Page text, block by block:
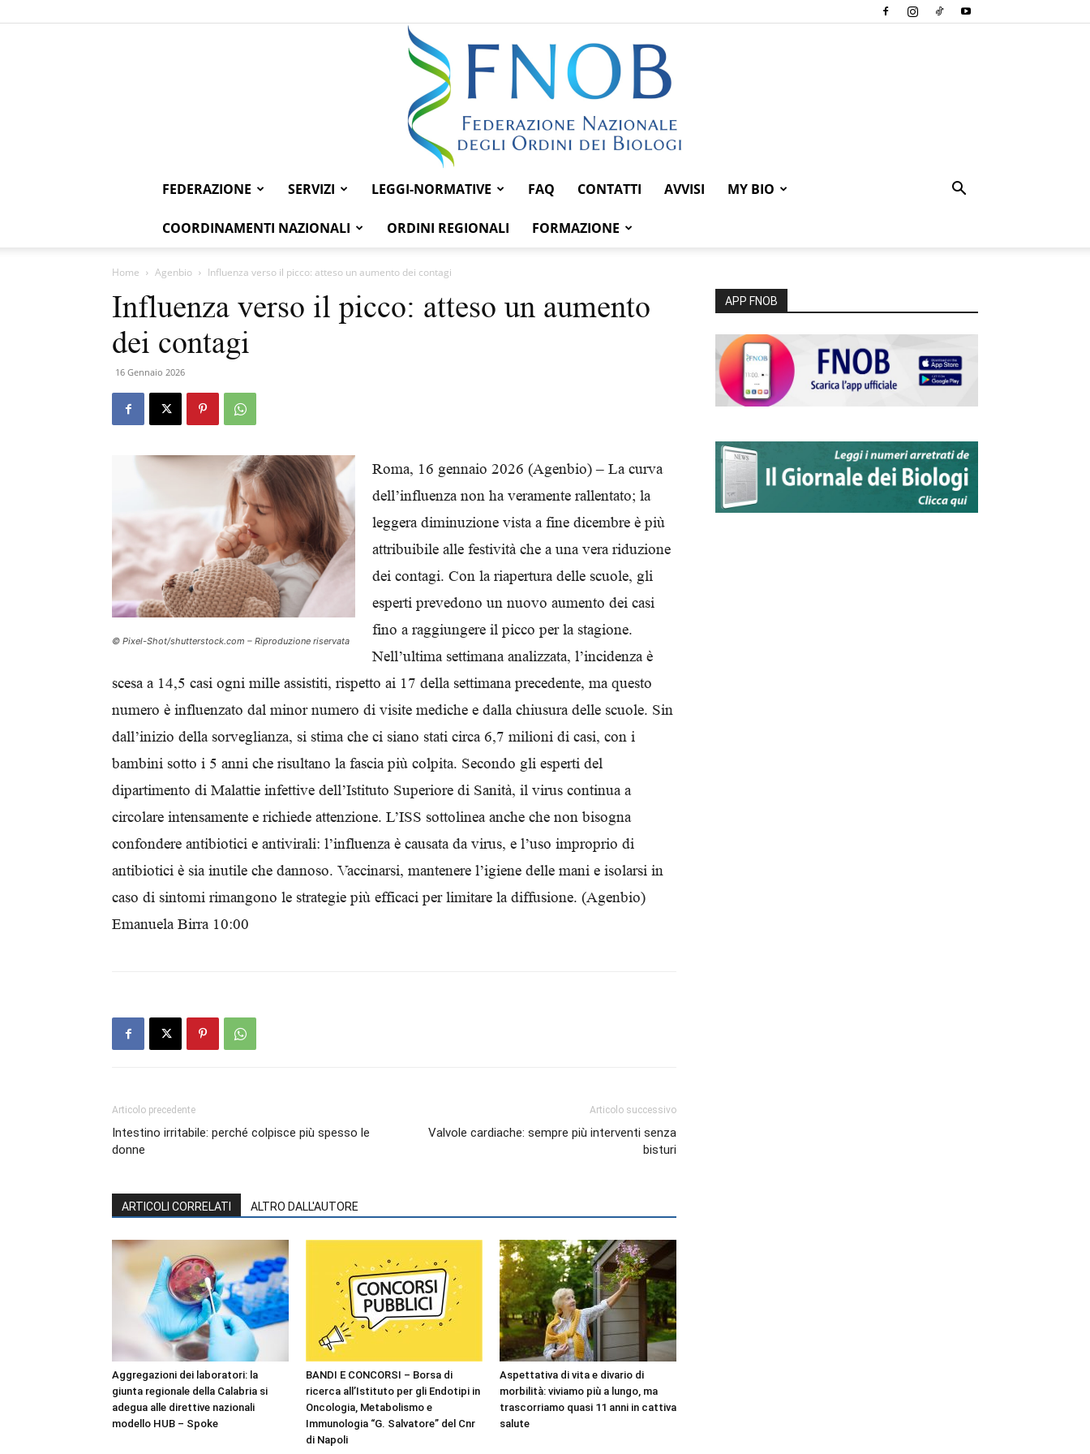
Federazione
FEDERAZIONE SERVIZI LEGGI-NORMATIVE FAQ CONTATTI AVVISI MY BIO
COORDINAMENTI NAZIONALI ORDINI REGIONALI FORMAZIONE
Home Agenbio Influenza verso il picco: atteso un aumento dei contagi
Influenza verso il picco: atteso un aumento
dei contagi
16 Gennaio 2026
© Pixel-Shot/shutterstock.com – Riproduzione riservata
Roma, 16 gennaio 2026 (Agenbio) – La curva
dell’influenza non ha veramente rallentato; la
leggera diminuzione vista a fine dicembre è più
attribuibile alle festività che a una vera riduzione
dei contagi. Con la riapertura delle scuole, gli
esperti prevedono un nuovo aumento dei casi
fino a raggiungere il picco per la stagione.
Nell’ultima settimana analizzata, l’incidenza è
scesa a 14,5 casi ogni mille assistiti, rispetto ai 17 della settimana precedente, ma questo
numero è influenzato dal minor numero di visite mediche e dalla chiusura delle scuole. Sin
dall’inizio della sorveglianza, si stima che ci siano stati circa 6,7 milioni di casi, con i
bambini sotto i 5 anni che risultano la fascia più colpita. Secondo gli esperti del
dipartimento di Malattie infettive dell’Istituto Superiore di Sanità, il virus continua a
circolare intensamente e richiede attenzione. L’ISS sottolinea anche che non bisogna
confondere antibiotici e antivirali: l’influenza è causata da virus, e l’uso improprio di
antibiotici è sia inutile che dannoso. Vaccinarsi, mantenere l’igiene delle mani e isolarsi in
caso di sintomi rimangono le strategie più efficaci per limitare la diffusione. (Agenbio)
Emanuela Birra 10:00
Articolo precedente
Intestino irritabile: perché colpisce più spesso le
donne
Articolo successivo
Valvole cardiache: sempre più interventi senza
bisturi
ARTICOLI CORRELATI ALTRO DALL'AUTORE
Aggregazioni dei laboratori: la
giunta regionale della Calabria si
adegua alle direttive nazionali
modello HUB – Spoke
BANDI E CONCORSI – Borsa di
ricerca all’Istituto per gli Endotipi in
Oncologia, Metabolismo e
Immunologia “G. Salvatore” del Cnr
di Napoli
Aspettativa di vita e divario di
morbilità: viviamo più a lungo, ma
trascorriamo quasi 11 anni in cattiva
salute
APP FNOB